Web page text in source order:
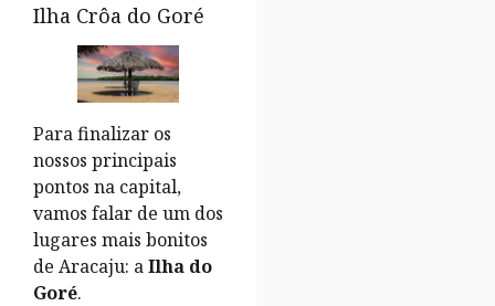
Ilha Crôa do Goré
Para finalizar os
nossos principais
pontos na capital,
vamos falar de um dos
lugares mais bonitos
de Aracaju: aIlha do
Goré.